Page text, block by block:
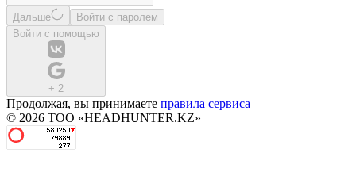
Дальше
Войти с паролем
Войти с помощью
+ 2
Продолжая, вы принимаете правила сервиса
© 2026 ТОО «HEADHUNTER.KZ»